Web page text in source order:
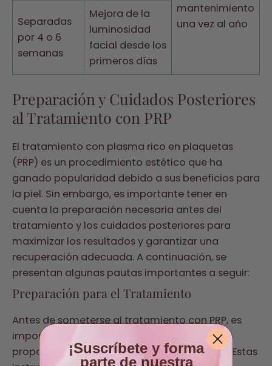
mantenimiento
una vez al año
Separadas
por 4 o 6
semanas
Mejora de la
luminosidad
facial desde los
primeros días
Preparación y Cuidados Posteriores
al Tratamiento con PRP
El tratamiento con plasma rico en plaquetas
(PRP) es un procedimiento estético que ha
ganado popularidad debido a sus beneficios para
la piel. Sin embargo, es importante tener en
cuenta la preparación necesaria antes del
tratamiento y los cuidados posteriores para
maximizar los resultados y garantizar una
recuperación adecuada. A continuación, se
presentan algunas pautas importantes a seguir:
Preparación para el Tratamiento
Antes de someterse al tratamiento con PRP, es
importante seguir las instrucciones
proporcionadas por su médico especialista. Estas
¡Suscríbete y forma
parte de nuestra